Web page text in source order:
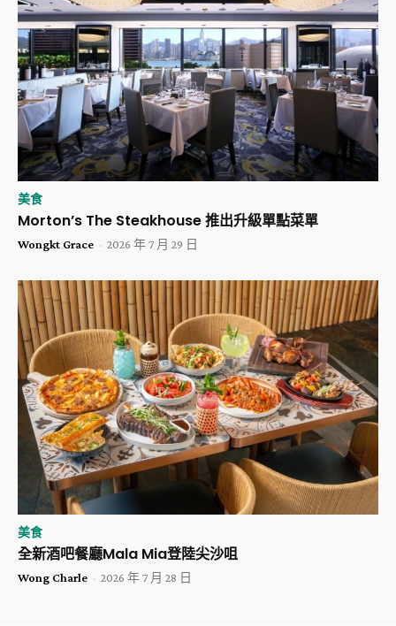
美食
Morton’s The Steakhouse 推出升級單點菜單
Wongkt Grace - 2026 年 7 月 29 日
美食
全新酒吧餐廳Mala Mia登陸尖沙咀
Wong Charle - 2026 年 7 月 28 日